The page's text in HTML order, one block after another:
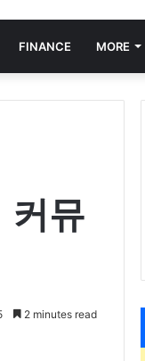
FINANCE MORE
커뮤
2 minutes read